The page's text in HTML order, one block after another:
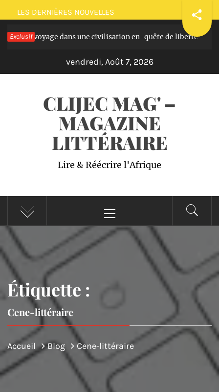
Passer
au
contenu
LES DERNIÈRES NOUVELLES
Exclusifvoyage dans une civilisation en-quête de liberté
vendredi, Août 7, 2026
CLIJEC MAG' –
MAGAZINE
LITTÉRAIRE
Lire & Réécrire l'Afrique
principal
Étiquette :
Cene-littéraire
Accueil Blog Cene-littéraire